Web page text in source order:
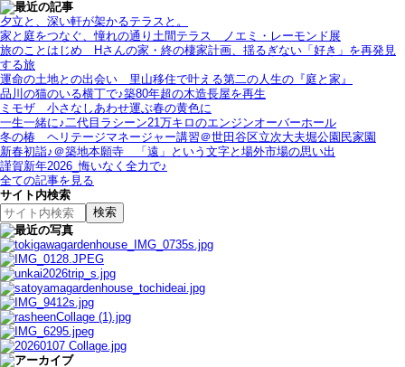
夕立と、深い軒が架かるテラスと。
家と庭をつなぐ、憧れの通り土間テラス＿ノエミ・レーモンド展
旅のことはじめ＿Hさんの家・終の棲家計画、揺るぎない「好き」を再発見
する旅
運命の土地との出会い＿里山移住で叶える第二の人生の『庭と家』
品川の猫のいる横丁で♪築80年超の木造長屋を再生
ミモザ＿小さなしあわせ運ぶ春の黄色に
一生一緒に♪二代目ラシーン21万キロのエンジンオーバーホール
冬の椿＿ヘリテージマネージャー講習＠世田谷区立次大夫堀公園民家園
新春初詣♪＠築地本願寺＿「遠」という文字と場外市場の思い出
謹賀新年2026_悔いなく全力で♪
全ての記事を見る
サイト内検索